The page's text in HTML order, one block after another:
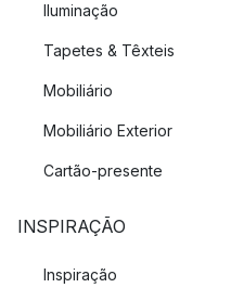
Iluminação
Tapetes & Têxteis
Mobiliário
Mobiliário Exterior
Cartão-presente
INSPIRAÇÃO
Inspiração